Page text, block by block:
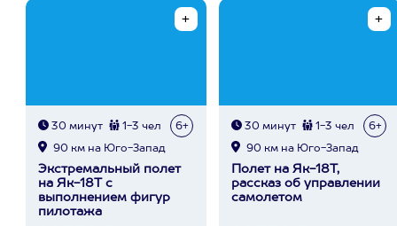
30 минут 1-3 чел 6+
90 км на Юго-Запад
Экстремальный полет
на Як-18Т с
выполнением фигур
пилотажа
30 минут 1-3 чел 6+
90 км на Юго-Запад
Полет на Як-18Т,
рассказ об управлении
самолетом